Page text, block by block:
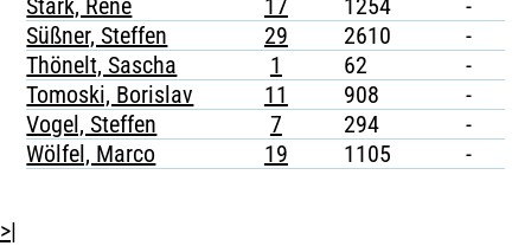
Stark, René
17 1254 -
Süßner, Steffen
29 2610 -
Thönelt, Sascha
1 62 -
Tomoski, Borislav
11 908 -
Vogel, Steffen
7 294 -
Wölfel, Marco
19 1105 -
>|